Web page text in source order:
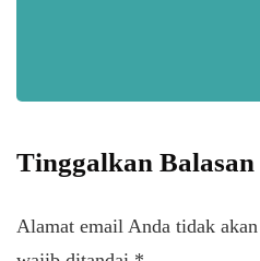
Tinggalkan Balasan
Alamat email Anda tidak